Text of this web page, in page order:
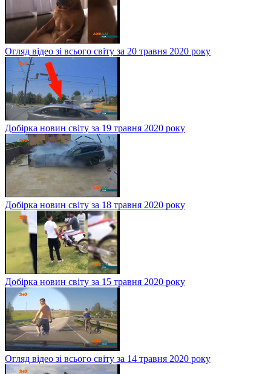
Огляд відео зі всього світу за 20 травня 2020 року
Добірка новин світу за 19 травня 2020 року
Добірка новин світу за 18 травня 2020 року
Добірка новин світу за 15 травня 2020 року
Огляд відео зі всього світу за 14 травня 2020 року